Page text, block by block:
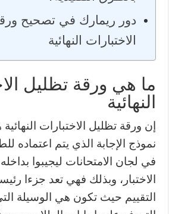
دور ريمارك في تصحيح
الاختبارات النهائية
ما هي ورقة تظليل
النهائية
إن ورقة تظليل الاختبارات
نموذج الإجابة الذي يتم اعتماده
في لجان الامتحانات ليجيبوا
الاختبار، وبذلك فهي تعد جزءا
التقييم حيث تكون هي الوسيلة